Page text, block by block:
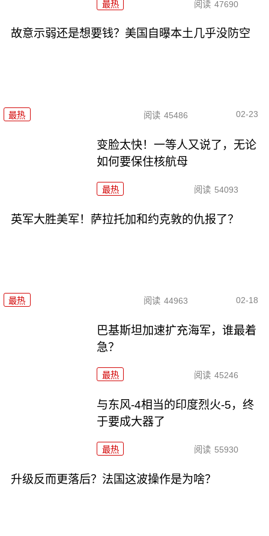
最热 阅读 47690
故意示弱还是想要钱？美国自曝本土几乎没防空
最热 阅读 45486 02-23
变脸太快！一等人又说了，无论
如何要保住核航母
最热 阅读 54093
英军大胜美军！萨拉托加和约克敦的仇报了？
最热 阅读 44963 02-18
巴基斯坦加速扩充海军，谁最着
急？
最热 阅读 45246
与东风-4相当的印度烈火-5，终
于要成大器了
最热 阅读 55930
升级反而更落后？法国这波操作是为啥？